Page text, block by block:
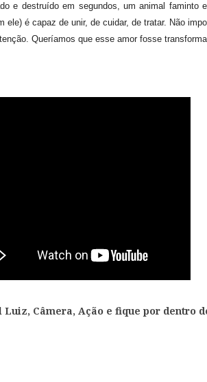
e destruído em segundos, um animal faminto
é capaz de unir, de cuidar, de tratar. Não
Queríamos que esse amor fosse
Luiz, Câmera, Ação e fique por dentro